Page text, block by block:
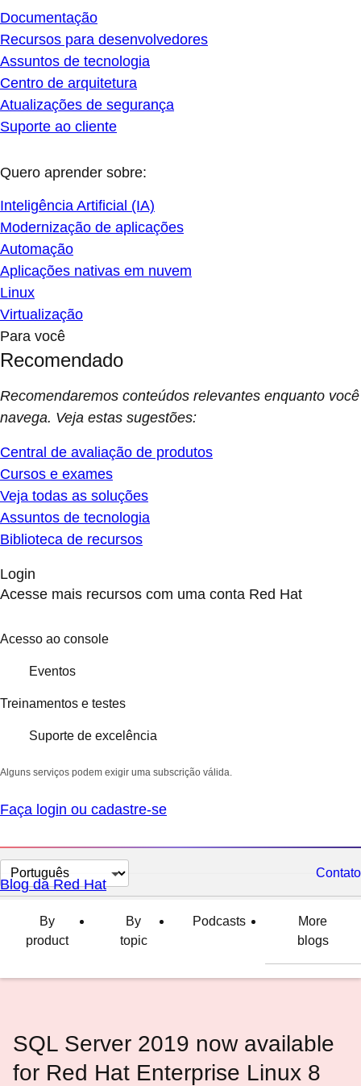
Documentação
Recursos para desenvolvedores
Assuntos de tecnologia
Centro de arquitetura
Atualizações de segurança
Suporte ao cliente
Quero aprender sobre:
Inteligência Artificial (IA)
Modernização de aplicações
Automação
Aplicações nativas em nuvem
Linux
Virtualização
Para você
Recomendado
Recomendaremos conteúdos relevantes enquanto você
navega. Veja estas sugestões:
Central de avaliação de produtos
Cursos e exames
Veja todas as soluções
Assuntos de tecnologia
Biblioteca de recursos
Login
Acesse mais recursos com uma conta Red Hat
Acesso ao console
Eventos
Treinamentos e testes
Suporte de excelência
Alguns serviços podem exigir uma subscrição válida.
Faça login ou cadastre-se
Selecionar
idioma
Contato
Blog da Red Hat
By
product
By
topic
Podcasts
More
blogs
SQL Server 2019 now available
for Red Hat Enterprise Linux 8